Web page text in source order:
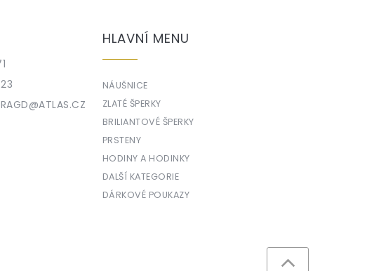
@ATLAS.CZ
HLAVNÍ MENU
NÁUŠNICE
ZLATÉ ŠPERKY
BRILIANTOVÉ ŠPERKY
PRSTENY
HODINY A HODINKY
DALŠÍ KATEGORIE
DÁRKOVÉ POUKAZY